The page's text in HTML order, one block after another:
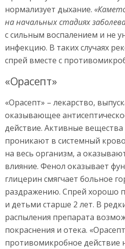
нормализует дыхание.
на начальных стадиях
с сильным воспалением и не
инфекцию. В таких случаях
спрей вместе с
«Орасепт»
«Орасепт» – лекарство,
оказывающее
действие. Активные
проникают в системный
на весь организм, а
влияние. Фенол оказывает
глицерин смягчает больное
раздражению. Спрей хорошо
и детьми старше 2 лет. В
распыления препарата
покраснения и отека.
противомикробное действие